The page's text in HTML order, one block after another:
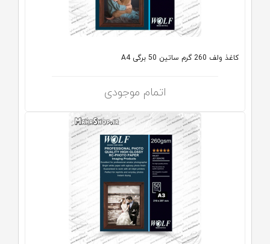
کاغذ ولف 260 گرم ساتین 50 برگی A4
اتمام موجودی